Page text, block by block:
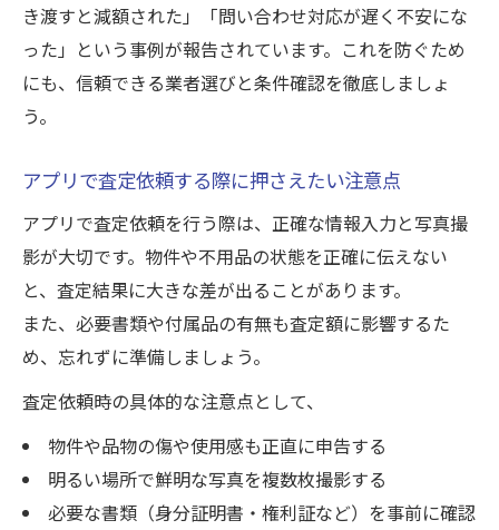
き渡すと減額された」「問い合わせ対応が遅く不安にな
った」という事例が報告されています。これを防ぐため
にも、信頼できる業者選びと条件確認を徹底しましょ
う。
アプリで査定依頼する際に押さえたい注意点
アプリで査定依頼を行う際は、正確な情報入力と写真撮
影が大切です。物件や不用品の状態を正確に伝えない
と、査定結果に大きな差が出ることがあります。
また、必要書類や付属品の有無も査定額に影響するた
め、忘れずに準備しましょう。
査定依頼時の具体的な注意点として、
物件や品物の傷や使用感も正直に申告する
明るい場所で鮮明な写真を複数枚撮影する
必要な書類（身分証明書・権利証など）を事前に確認